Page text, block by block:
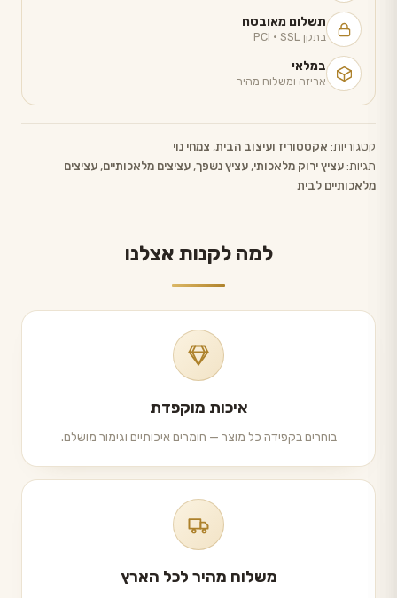
תשלום מאובטח
בתקן PCI · SSL
במלאי
אריזה ומשלוח מהיר
קטגוריות: אקססוריז ועיצוב הבית, צמחי נוי
תגיות:עציץ ירוק מלאכותי, עציץ נשפך, עציצים מלאכותיים, עציצים
מלאכותיים לבית
למה לקנות אצלנו
איכות מוקפדת
בוחרים בקפידה כל מוצר — חומרים איכותיים וגימור מושלם.
משלוח מהיר לכל הארץ